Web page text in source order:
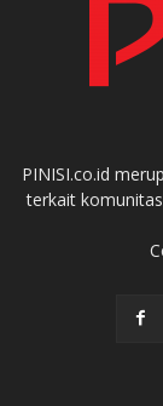
PINISI.co.id
terkait